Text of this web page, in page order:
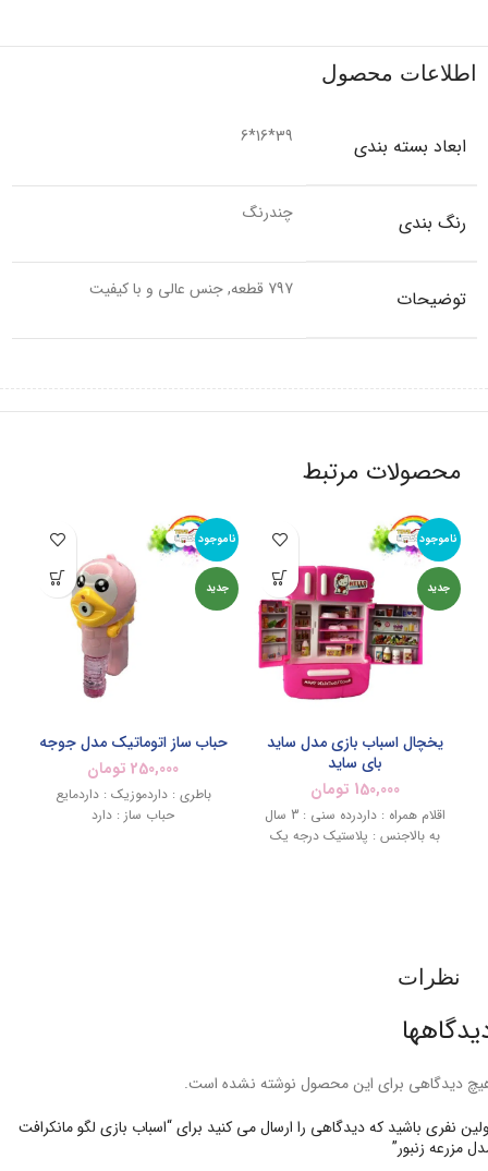
اطلاعات محصول
ابعاد بسته بندی 39*16*6
رنگ بندی چندرنگ
توضیحات 797 قطعه, جنس عالی و با کیفیت
محصولات مرتبط
ناموجود
جدید
یخچال اسباب بازی مدل ساید
بای ساید
150,000 تومان
اقلام همراه : داردرده سنی : 3 سال
به بالاجنس : پلاستیک درجه یک
ناموجود
جدید
حباب ساز اتوماتیک مدل جوجه
250,000 تومان
باطری : داردموزیک : داردمایع
حباب ساز : دارد
نظرات
دیدگاهی برای این محصول نوشته نشده است.
نفری باشید که دیدگاهی را ارسال می کنید برای “اسباب بازی لگو مانکرافت
مزرعه زنبور”